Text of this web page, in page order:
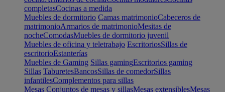
completasCocinas a medida
Muebles de dormitorio Camas matrimonioCabeceros de
matrimonioArmarios de matrimonioMesitas de
nocheComodasMuebles de dormitorio juvenil
Muebles de oficina y teletrabajo EscritoriosSillas de
escritorioEstanterías
Muebles de Gaming Sillas gamingEscritorios gaming
Sillas TaburetesBancosSillas de comedorSillas
infantilesComplementos para sillas
Mesas Conjuntos de mesas y sillasMesas extensiblesMesas